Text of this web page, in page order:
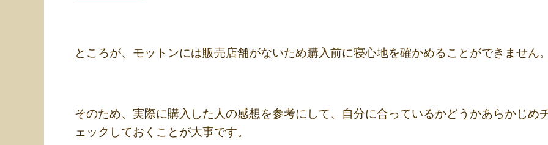
ところが、モットンには販売店舗がないため購入前に寝心地を確かめることができません
そのため、実際に購入した人の感想を参考にして、自分に合っているかどうかあらかじめ
ェックしておくことが大事です。